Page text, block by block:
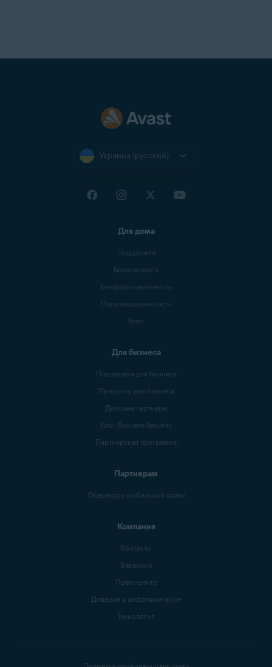
Украина (русский)
Для дома
Поддержка
Безопасность
Конфиденциальность
Производительность
Блог
Для бизнеса
Поддержка для бизнеса
Продукты для бизнеса
Деловые партнеры
Блог Business Security
Партнерская программа
Партнерам
Операторы мобильной связи
Компания
Контакты
Вакансии
Пресс-центр
Доверие в цифровом мире
Технология